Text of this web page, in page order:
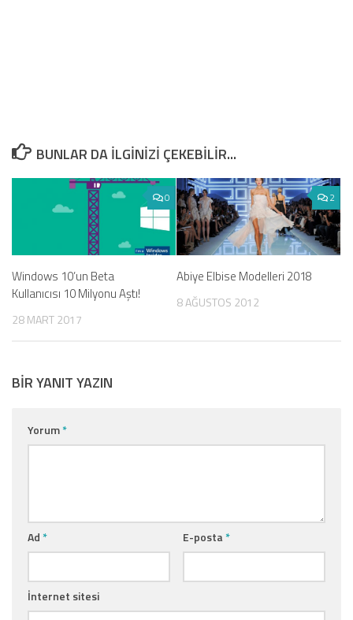
BUNLAR DA ILGINIZI ÇEKEBILIR...
0
Windows 10’un Beta
Kullanıcısı 10 Milyonu Aştı!
28 MART 2017
2
Abiye Elbise Modelleri 2018
8 AĞUSTOS 2012
BIR YANIT YAZIN
Yorum*
Ad* E-posta*
İnternet sitesi